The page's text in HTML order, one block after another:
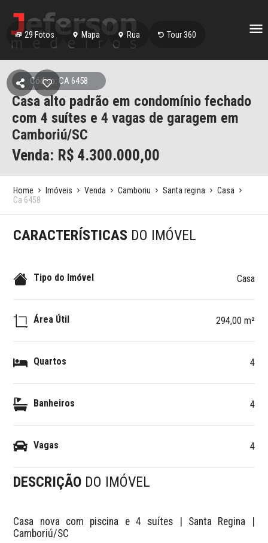
29 Fotos Mapa Rua Tour 360
Código: CA 6458
Casa alto padrão em condomínio fechado
com 4 suítes e 4 vagas de garagem em
Camboriú/SC
Venda: R$ 4.300.000,00
Home Imóveis Venda Camboriu Santa regina
Casa
Ca 6458
CARACTERÍSTICAS DO IMÓVEL
Tipo do Imóvel Casa
Área Útil 294,00 m²
Quartos 4
Banheiros 4
Vagas 4
DESCRIÇÃO DO IMÓVEL
Casa nova com piscina e 4 suítes | Santa Regina |
Camboriú/SC